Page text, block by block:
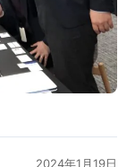
2024年1月19日